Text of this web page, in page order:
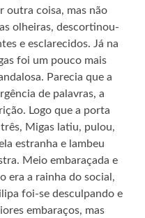
outra coisa, mas não
olheiras, descortinou-
e esclarecidos. Já na
foi um pouco mais
Parecia que a
de palavras, a
Logo que a porta
Migas latiu, pulou,
estranha e lambeu
Meio embaraçada e
era a rainha do social,
foi-se desculpando e
embaraços, mas